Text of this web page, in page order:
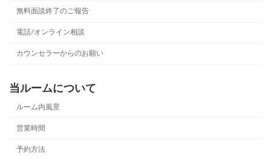
無料面談終了のご報告
電話/オンライン相談
カウンセラーからのお願い
当ルームについて
ルーム内風景
営業時間
予約方法